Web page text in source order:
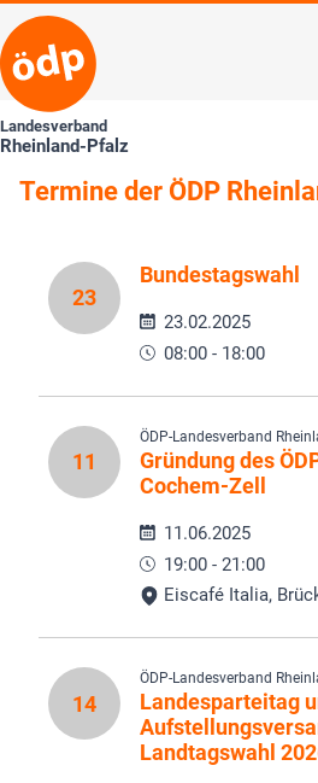
Landesverband
Rheinland-Pfalz
Termine der ÖDP
23
Bundestagswahl
23.02.2025
08:00 - 18:00
11
ÖDP-Landesverband
Gründung des
Cochem-Zell
11.06.2025
19:00 - 21:00
Eiscafé Italia,
14
ÖDP-Landesverband
Landesparteitag
Landtagswahl